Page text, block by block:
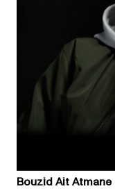
Bouzid Ait Atmane